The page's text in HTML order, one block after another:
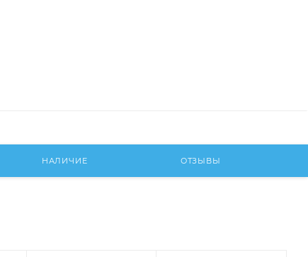
НАЛИЧИЕ ОТЗЫВЫ